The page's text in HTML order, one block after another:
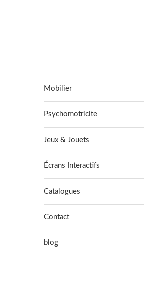
Mobilier
Psychomotricite
Jeux & Jouets
Écrans Interactifs
Catalogues
Contact
blog